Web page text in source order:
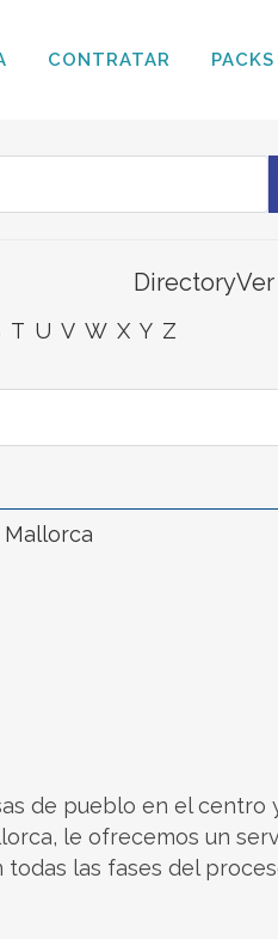
CONTRATAR PACKS
Directory
T U V W X Y Z
Mallorca
de pueblo en el centro
le ofrecemos un
las fases del